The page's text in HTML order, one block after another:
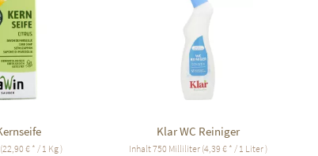
(22,90 € * / 1 Kg )
Klar WC Reiniger
Inhalt750 Milliliter (4,39 € * / 1 Liter )